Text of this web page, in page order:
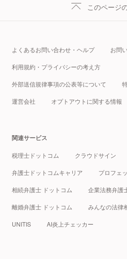
このページ
よくあるお問い合わせ・ヘルプ お問
利用規約・プライバシーの考え方
外部送信規律事項の公表等について
運営会社 オプトアウトに関する情報
関連サービス
税理士ドットコム クラウドサイン
弁護士ドットコムキャリア プロフェ
相続弁護士 ドットコム 企業法務弁護
離婚弁護士 ドットコム みんなの法律
UNITIS AI炎上チェッカー